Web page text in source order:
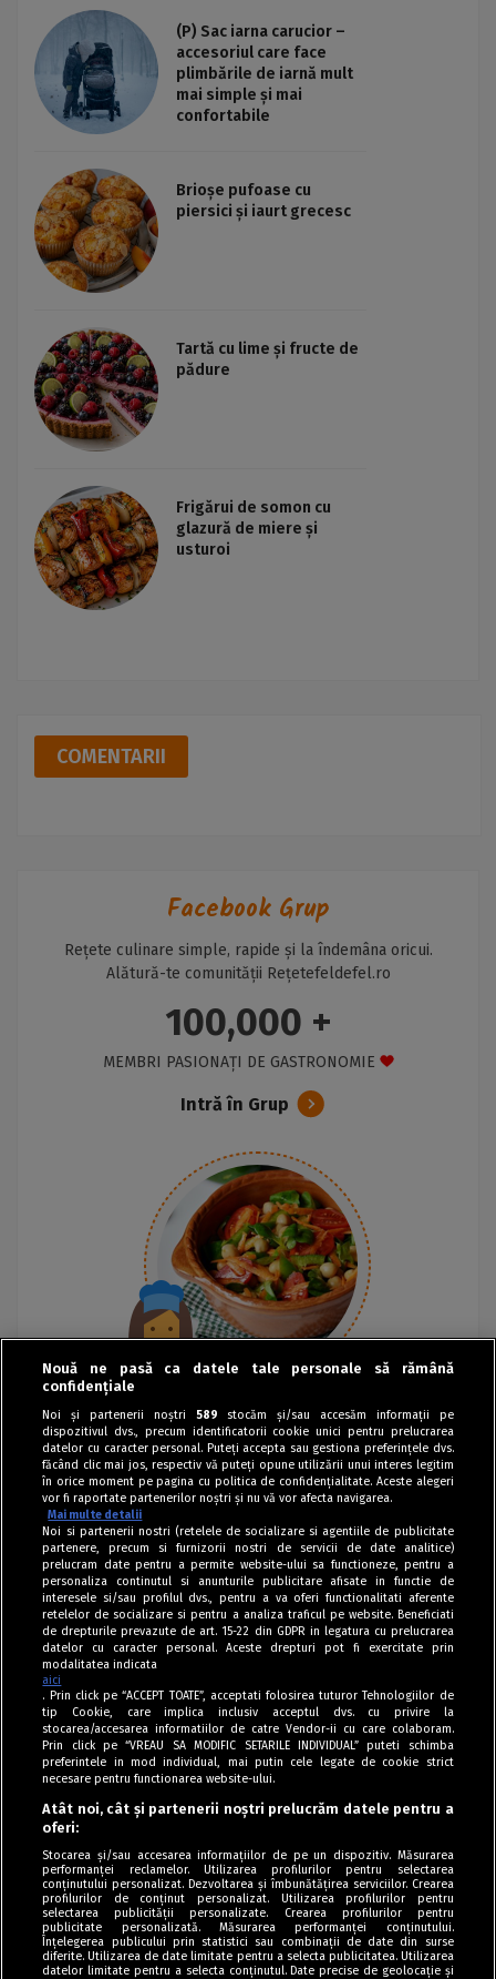
(P) Sac iarna carucior –
accesoriul care face
plimbările de iarnă mult
mai simple și mai
confortabile
Brioșe pufoase cu
piersici și iaurt grecesc
Tartă cu lime și fructe de
pădure
Frigărui de somon cu
glazură de miere și
usturoi
COMENTARII
Facebook Grup
Rețete culinare simple, rapide și la îndemâna oricui.
Alătură-te comunității Rețetefeldefel.ro
100,000 +
MEMBRI PASIONAȚI DE GASTRONOMIE
Intră în Grup
Tag index
Program Antena 1
Politica de cookies
Politica de confidențialitate
Termeni și condiții
Nouă ne pasă ca datele tale personale să rămână
confidențiale
Noi și partenerii noștri 589 stocăm și/sau accesăm informații pe
dispozitivul dvs., precum identificatorii cookie unici pentru prelucrarea
datelor cu caracter personal. Puteți accepta sau gestiona preferințele dvs.
făcând clic mai jos, respectiv vă puteți opune utilizării unui interes legitim
în orice moment pe pagina cu politica de confidențialitate. Aceste alegeri
vor fi raportate partenerilor noștri și nu vă vor afecta navigarea.
Mai multe detalii
Noi si partenerii nostri (retelele de socializare si agentiile de publicitate
partenere, precum si furnizorii nostri de servicii de date analitice)
prelucram date pentru a permite website-ului sa functioneze, pentru a
personaliza continutul si anunturile publicitare afisate in functie de
interesele si/sau profilul dvs., pentru a va oferi functionalitati aferente
retelelor de socializare si pentru a analiza traficul pe website. Beneficiati
de drepturile prevazute de art. 15-22 din GDPR in legatura cu prelucrarea
datelor cu caracter personal. Aceste drepturi pot fi exercitate prin
modalitatea indicata
aici
. Prin click pe “ACCEPT TOATE”, acceptati folosirea tuturor Tehnologiilor de
tip Cookie, care implica inclusiv acceptul dvs. cu privire la
stocarea/accesarea informatiilor de catre Vendor-ii cu care colaboram.
Prin click pe “VREAU SA MODIFIC SETARILE INDIVIDUAL” puteti schimba
preferintele in mod individual, mai putin cele legate de cookie strict
necesare pentru functionarea website-ului.
Atât noi, cât și partenerii noștri prelucrăm datele pentru a
oferi:
Stocarea și/sau accesarea informațiilor de pe un dispozitiv. Măsurarea
performanței reclamelor. Utilizarea profilurilor pentru selectarea
conținutului personalizat. Dezvoltarea și îmbunătățirea serviciilor. Crearea
profilurilor de conținut personalizat. Utilizarea profilurilor pentru
selectarea publicității personalizate. Crearea profilurilor pentru
publicitate personalizată. Măsurarea performanței conținutului.
Înțelegerea publicului prin statistici sau combinații de date din surse
diferite. Utilizarea de date limitate pentru a selecta publicitatea. Utilizarea
datelor limitate pentru a selecta conținutul. Date precise de geolocație și